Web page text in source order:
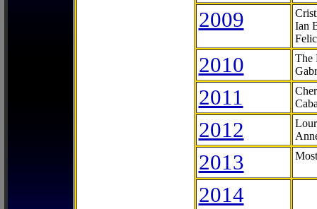
2009
Ian
2010
The
2011
2012
2013
2014